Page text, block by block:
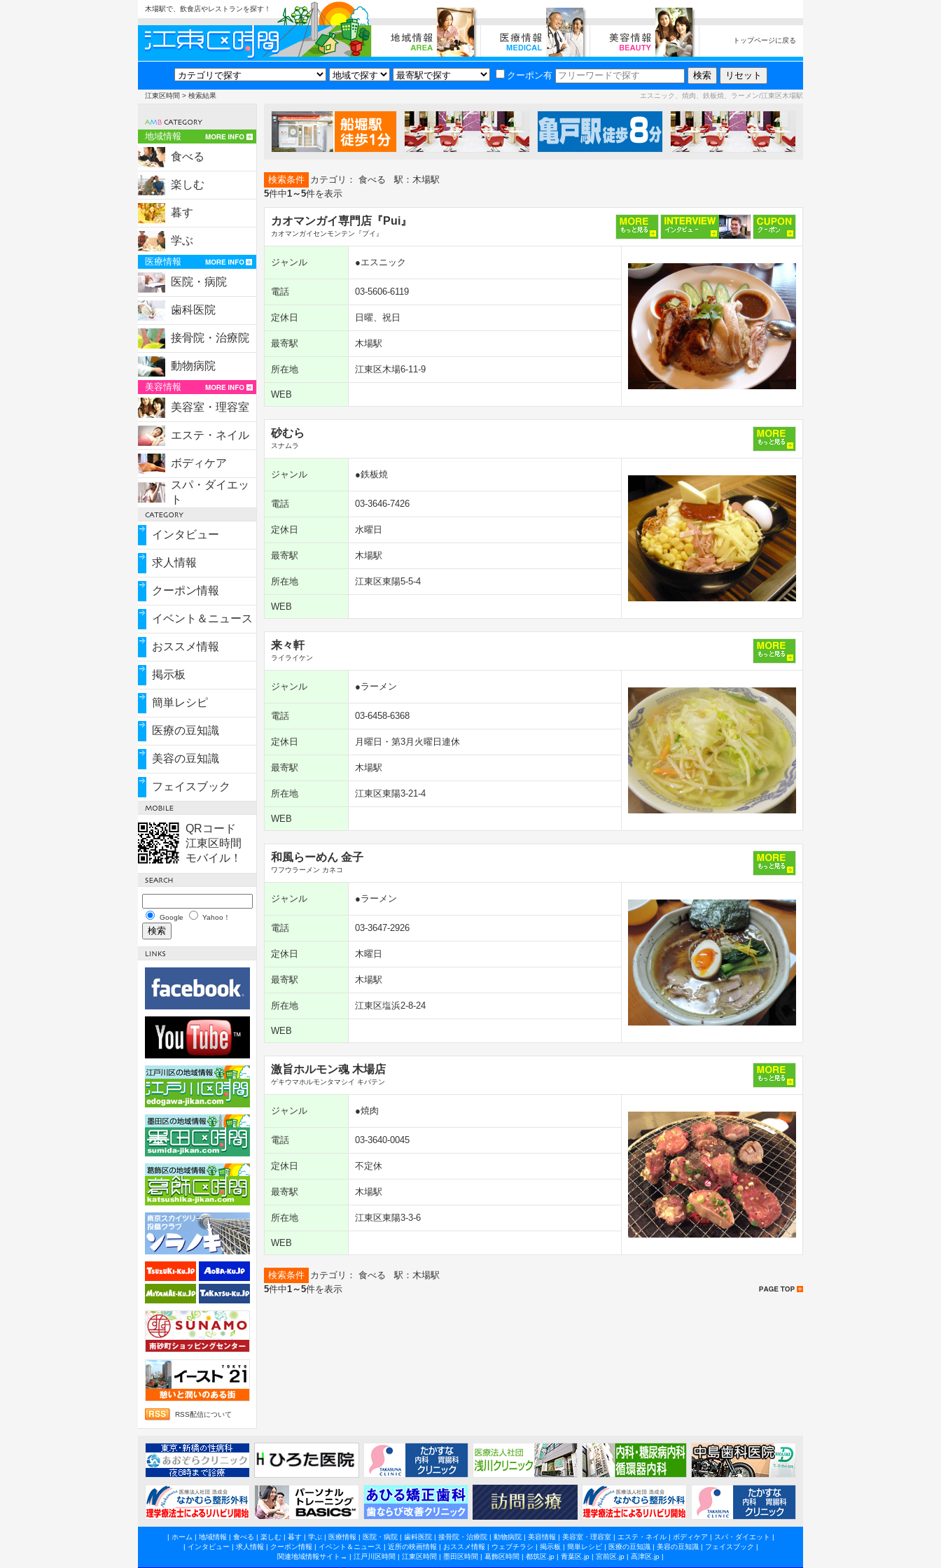
木場駅で、飲食店やレストランを探す！
トップページに戻る
クーポン有
江東区時間 > 検索結果 エスニック、焼肉、鉄板焼、ラーメン/江東区木場駅
地域情報
食べる
楽しむ
暮す
学ぶ
医療情報
医院・病院
歯科医院
接骨院・治療院
動物病院
美容情報
美容室・理容室
エステ・ネイル
ボディケア
スパ・ダイエッ
ト
インタビュー
求人情報
クーポン情報
イベント＆ニュース
おススメ情報
掲示板
簡単レシピ
医療の豆知識
美容の豆知識
フェイスブック
QRコード
江東区時間
モバイル！
Google Yahoo！
RSS配信について
検索条件 カテゴリ： 食べる 駅：木場駅
5件中1～5件を表示
カオマンガイ専門店『Pui』
カオマンガイセンモンテン『プイ』
ジャンル ●エスニック
電話 03-5606-6119
定休日 日曜、祝日
最寄駅 木場駅
所在地 江東区木場6-11-9
WEB
砂むら
スナムラ
ジャンル ●鉄板焼
電話 03-3646-7426
定休日 水曜日
最寄駅 木場駅
所在地 江東区東陽5-5-4
WEB
来々軒
ライライケン
ジャンル ●ラーメン
電話 03-6458-6368
定休日 月曜日・第3月火曜日連休
最寄駅 木場駅
所在地 江東区東陽3-21-4
WEB
和風らーめん 金子
ワフウラーメン カネコ
ジャンル ●ラーメン
電話 03-3647-2926
定休日 木曜日
最寄駅 木場駅
所在地 江東区塩浜2-8-24
WEB
激旨ホルモン魂 木場店
ゲキウマホルモンタマシイ キバテン
ジャンル ●焼肉
電話 03-3640-0045
定休日 不定休
最寄駅 木場駅
所在地 江東区東陽3-3-6
WEB
検索条件 カテゴリ： 食べる 駅：木場駅
5件中1～5件を表示
| ホーム | 地域情報 | 食べる | 楽しむ| 暮す| 学ぶ| 医療情報 | 医院・病院| 歯科医院| 接骨院・治療院| 動物病院| 美容情報 | 美容室・理容室| エステ・ネイル| ボディケア | スパ・ダイエット |
| インタビュー | 求人情報 | クーポン情報 | イベント＆ニュース | 近所の映画情報 | おススメ情報 | ウェブチラシ | 掲示板 | 簡単レシピ| 医療の豆知識| 美容の豆知識| フェイスブック |
関連地域情報サイト→ | 江戸川区時間 | 江東区時間 | 墨田区時間 | 葛飾区時間 | 都筑区.jp | 青葉区.jp | 宮前区.jp | 高津区.jp |